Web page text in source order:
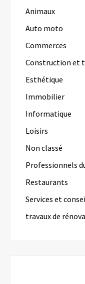
Animaux
Auto moto
Commerces
Construction et
Esthétique
Immobilier
Informatique
Loisirs
Non classé
Professionnels
Restaurants
Services et
travaux de